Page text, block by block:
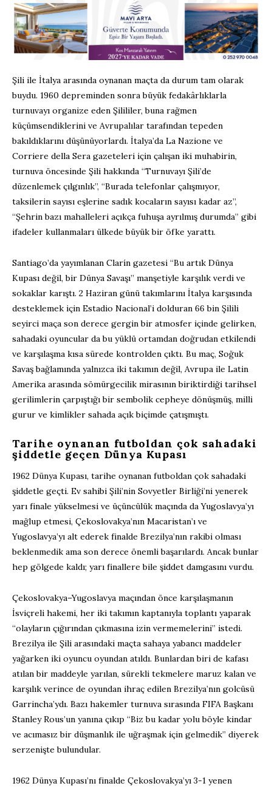
Şili ile İtalya arasında oynanan maçta da durum tam olarak
buydu. 1960 depreminden sonra büyük fedakârlıklarla
turnuvayı organize eden Şilililer, buna rağmen
küçümsendiklerini ve Avrupalılar tarafından tepeden
bakıldıklarını düşünüyorlardı. İtalya’da La Nazione ve
Corriere della Sera gazeteleri için çalışan iki muhabirin,
turnuva öncesinde Şili hakkında “Turnuvayı Şili’de
düzenlemek çılgınlık”, “Burada telefonlar çalışmıyor,
taksilerin sayısı eşlerine sadık kocaların sayısı kadar az”,
“Şehrin bazı mahalleleri açıkça fuhuşa ayrılmış durumda” gibi
ifadeler kullanmaları ülkede büyük bir öfke yarattı.
Santiago’da yayımlanan Clarín gazetesi “Bu artık Dünya
Kupası değil, bir Dünya Savaşı” manşetiyle karşılık verdi ve
sokaklar karıştı. 2 Haziran günü takımlarını İtalya karşısında
desteklemek için Estadio Nacional’i dolduran 66 bin Şilili
seyirci maça son derece gergin bir atmosfer içinde gelirken,
sahadaki oyuncular da bu yüklü ortamdan doğrudan etkilendi
ve karşılaşma kısa sürede kontrolden çıktı. Bu maç, Soğuk
Savaş bağlamında yalnızca iki takımın değil, Avrupa ile Latin
Amerika arasında sömürgecilik mirasının biriktirdiği tarihsel
gerilimlerin çarpıştığı bir sembolik cepheye dönüşmüş, milli
gurur ve kimlikler sahada açık biçimde çatışmıştı.
Tarihe oynanan futboldan çok sahadaki
şiddetle geçen Dünya Kupası
1962 Dünya Kupası, tarihe oynanan futboldan çok sahadaki
şiddetle geçti. Ev sahibi Şili’nin Sovyetler Birliği’ni yenerek
yarı finale yükselmesi ve üçüncülük maçında da Yugoslavya’yı
mağlup etmesi, Çekoslovakya’nın Macaristan’ı ve
Yugoslavya’yı alt ederek finalde Brezilya’nın rakibi olması
beklenmedik ama son derece önemli başarılardı. Ancak bunlar
hep gölgede kaldı; yarı finallere bile şiddet damgasını vurdu.
Çekoslovakya–Yugoslavya maçından önce karşılaşmanın
İsviçreli hakemi, her iki takımın kaptanıyla toplantı yaparak
“olayların çığırından çıkmasına izin vermemelerini” istedi.
Brezilya ile Şili arasındaki maçta sahaya yabancı maddeler
yağarken iki oyuncu oyundan atıldı. Bunlardan biri de kafası
atılan bir maddeyle yarılan, sürekli tekmelere maruz kalan ve
karşılık verince de oyundan ihraç edilen Brezilya’nın golcüsü
Garrincha’ydı. Bazı hakemler turnuva sırasında FIFA Başkanı
Stanley Rous’un yanına çıkıp “Biz bu kadar yolu böyle kindar
ve acımasız bir düşmanlık ile uğraşmak için gelmedik” diyerek
serzenişte bulundular.
1962 Dünya Kupası’nı finalde Çekoslovakya’yı 3-1 yenen